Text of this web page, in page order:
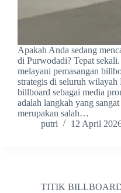
Apakah Anda sedang
di Purwodadi? Tepat
melayani pemasangan
strategis di seluruh
billboard sebagai media
adalah langkah yang
merupakan salah…
putri
12 April
TITIK